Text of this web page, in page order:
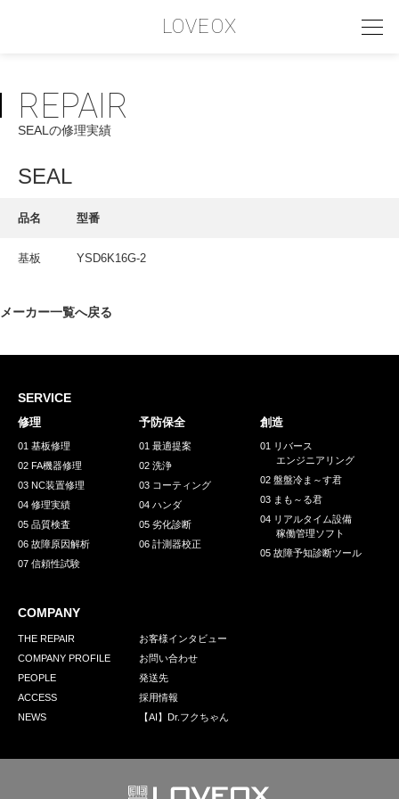
LOVEOX
PHILOSOPHY
フィロソフィー
COMPANY PROFILE
INTERVIEW
採用情報
GREEN CHALLENGE
環境への取り組み
お問い合わせ 発送先
REPAIR
SEALの修理実績
SEAL
品名 型番
基板 YSD6K16G-2
メーカー一覧へ戻る
SERVICE
修理
01 基板修理
02 FA機器修理
03 NC装置修理
04 修理実績
05 品質検査
06 故障原因解析
07 信頼性試験
予防保全
01 最適提案
02 洗浄
03 コーティング
04 ハンダ
05 劣化診断
06 計測器校正
創造
01 リバース
エンジニアリング
02 盤盤冷ま～す君
03 まも～る君
04 リアルタイム設備
稼働管理ソフト
05 故障予知診断ツール
COMPANY
THE REPAIR
COMPANY PROFILE
PEOPLE
ACCESS
NEWS
お客様インタビュー
お問い合わせ
発送先
採用情報
【AI】Dr.フクちゃん